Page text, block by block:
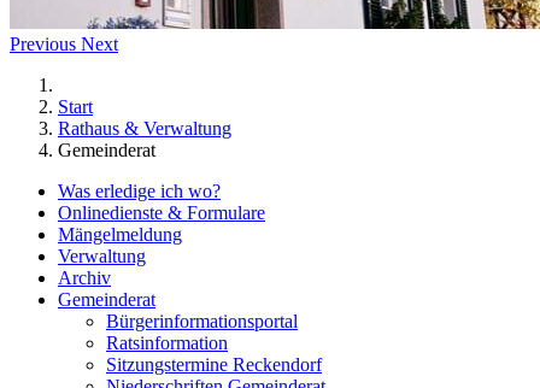
Previous Next
Start
Rathaus & Verwaltung
Gemeinderat
Was erledige ich wo?
Onlinedienste & Formulare
Mängelmeldung
Verwaltung
Archiv
Gemeinderat
Bürgerinformationsportal
Ratsinformation
Sitzungstermine Reckendorf